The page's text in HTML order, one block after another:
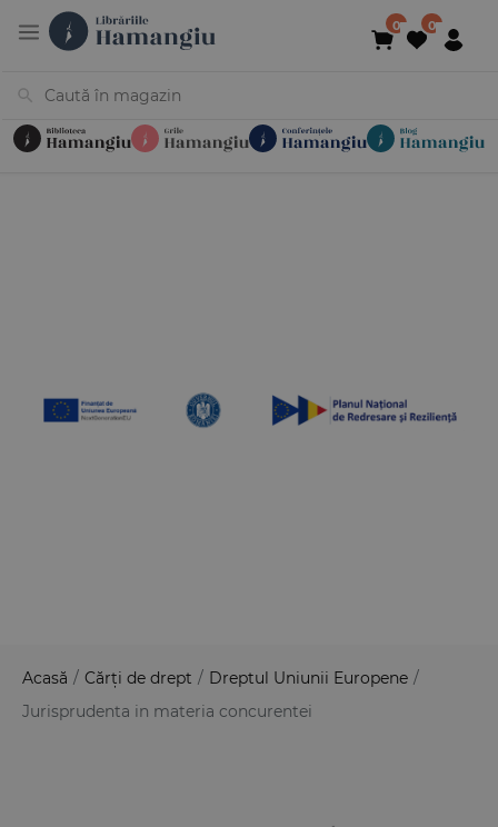
Acasă / Cărți de drept / Dreptul Uniunii Europene /
Jurisprudenta in materia concurentei